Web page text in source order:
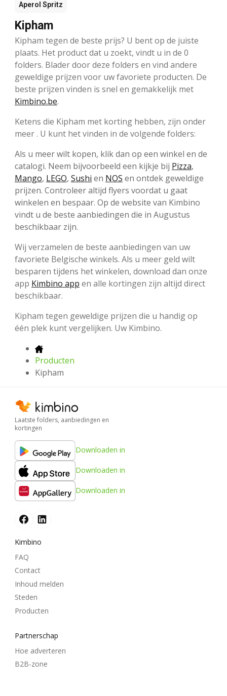
Aperol Spritz
Kipham
Kipham tegen de beste prijs? U bent op de juiste
plaats. Het product dat u zoekt, vindt u in de 0
folders. Blader door deze folders en vind andere
geweldige prijzen voor uw favoriete producten. De
beste prijzen vinden is snel en gemakkelijk met
Kimbino.be.
Ketens die Kipham met korting hebben, zijn onder
meer . U kunt het vinden in de volgende folders:
Als u meer wilt kopen, klik dan op een winkel en de
catalogi. Neem bijvoorbeeld een kijkje bij Pizza,
Mango, LEGO, Sushi en NOS en ontdek geweldige
prijzen. Controleer altijd flyers voordat u gaat
winkelen en bespaar. Op de website van Kimbino
vindt u de beste aanbiedingen die in Augustus
beschikbaar zijn.
Wij verzamelen de beste aanbiedingen van uw
favoriete Belgische winkels. Als u meer geld wilt
besparen tijdens het winkelen, download dan onze
app Kimbino app en alle kortingen zijn altijd direct
beschikbaar.
Kipham tegen geweldige prijzen die u handig op
één plek kunt vergelijken. Uw Kimbino.
Producten
Kipham
Laatste folders, aanbiedingen en
kortingen
Downloaden in
Downloaden in
Downloaden in
Kimbino
FAQ
Contact
Inhoud melden
Steden
Producten
Partnerschap
Hoe adverteren
B2B-zone